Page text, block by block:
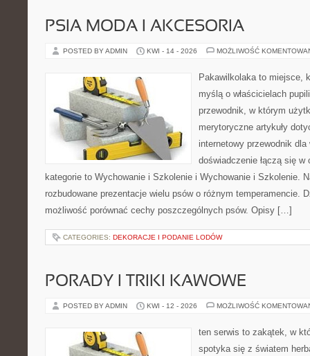
PSIA MODA I AKCESORIA
POSTED BY ADMIN KWI - 14 - 2026 MOŻLIWOŚĆ
Pakawilkolaka to miejsce,
myślą o właścicielach
przewodnik, w którym
merytoryczne artykuły
internetowy przewodnik
doświadczenie łączą się
kategorie to Wychowanie i Szkolenie i Wychowanie i Szkolenie.
rozbudowane prezentacje wielu psów o różnym temperamencie.
możliwość porównać cechy poszczególnych psów. Opisy […]
CATEGORIES: DEKORACJE I PODANIE LODÓW
PORADY I TRIKI KAWOWE
POSTED BY ADMIN KWI - 12 - 2026 MOŻLIWOŚĆ
ten serwis to zakątek, w
spotyka się z światem